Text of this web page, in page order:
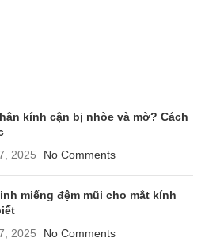
kính cận bị nhòe và mờ? Cách
2025
No Comments
miếng đệm mũi cho mắt kính
2025
No Comments